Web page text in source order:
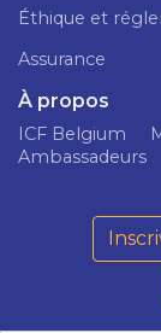
Éthique et
Assurance
À propos
ICF Belgium
Ambassadeurs